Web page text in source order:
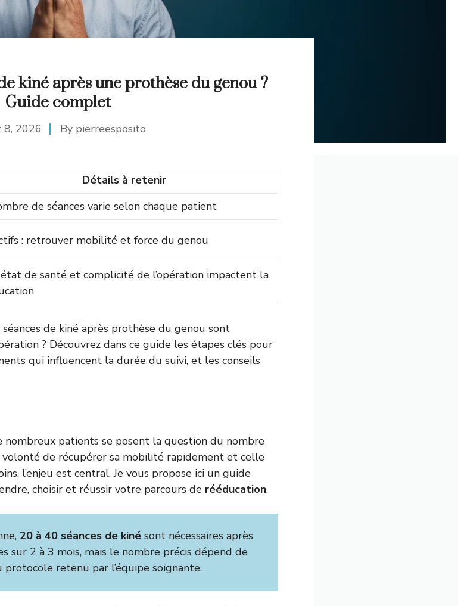
kiné après une prothèse du genou ?
Guide complet
8, 2026 By pierreesposito
Détails à retenir
de séances varie selon chaque patient
: retrouver mobilité et force du genou
de santé et complicité de l’opération impactent la
de kiné après prothèse du genou sont
? Découvrez dans ce guide les étapes clés pour
qui influencent la durée du suivi, et les conseils
nombreux patients se posent la question du nombre
volonté de récupérer sa mobilité rapidement et celle
l’enjeu est central. Je vous propose ici un guide
choisir et réussir votre parcours de rééducation.
20 à 40 séances de kiné sont nécessaires après
sur 2 à 3 mois, mais le nombre précis dépend de
retenu par l’équipe soignante.